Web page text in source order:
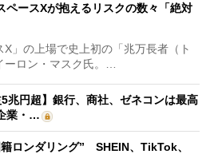
ペースXが抱えるリスクの数々「絶対
」の上場で史上初の「兆万長者（ト
ーロン・マスク氏。…
5兆円超】銀行、商社、ゼネコンは最高
業・…
ロンダリング” SHEIN、TikTok、